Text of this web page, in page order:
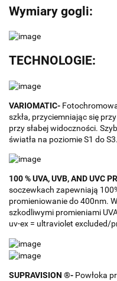
Wymiary gogli:
TECHNOLOGIE:
VARIOMATIC-
szkła, przyciemniając się
przy słabej widoczności.
światła na poziomie S1 do S3.
100 % UVA, UVB, AND UVC
soczewkach zapewniają
promieniowanie do 400nm.
szkodliwymi promieniami
uv-ex = ultraviolet excluded/
SUPRAVISION ®- Powłoka